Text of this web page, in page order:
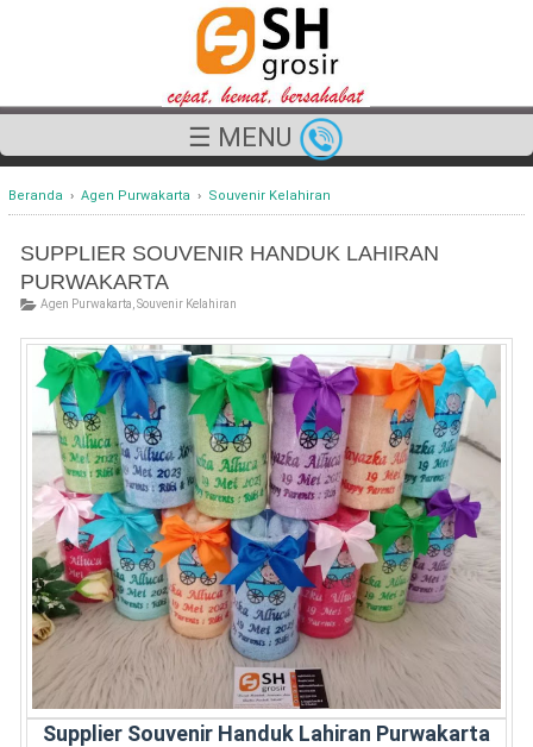
☰ MENU
Beranda › Agen Purwakarta › Souvenir Kelahiran
SUPPLIER SOUVENIR HANDUK LAHIRAN
PURWAKARTA
Agen Purwakarta Souvenir Kelahiran
Supplier Souvenir Handuk Lahiran Purwakarta